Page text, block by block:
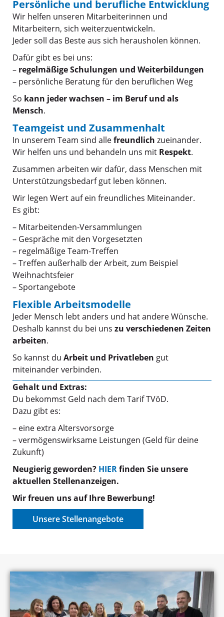
Persönliche und berufliche Entwicklung
Wir helfen unseren Mitarbeiterinnen und
Mitarbeitern, sich weiterzuentwickeln.
Jeder soll das Beste aus sich herausholen können.
Dafür gibt es bei uns:
– regelmäßige Schulungen und Weiterbildungen
– persönliche Beratung für den beruflichen Weg
So kann jeder wachsen – im Beruf und als
Mensch.
Teamgeist und Zusammenhalt
In unserem Team sind allefreundlich zueinander.
Wir helfen uns und behandeln uns mit Respekt.
Zusammen arbeiten wir dafür, dass Menschen mit
Unterstützungsbedarf gut leben können.
Wir legen Wert auf ein freundliches Miteinander.
Es gibt:
– Mitarbeitenden-Versammlungen
– Gespräche mit den Vorgesetzten
– regelmäßige Team-Treffen
– Treffen außerhalb der Arbeit, zum Beispiel
Weihnachtsfeier
– Sportangebote
Flexible Arbeitsmodelle
Jeder Mensch lebt anders und hat andere Wünsche.
Deshalb kannst du bei uns zu verschiedenen Zeiten
arbeiten.
So kannst du Arbeit und Privatleben gut
miteinander verbinden.
Gehalt und Extras:
Du bekommst Geld nach dem Tarif TVöD.
Dazu gibt es:
– eine extra Altersvorsorge
– vermögenswirksame Leistungen (Geld für deine
Zukunft)
Neugierig geworden? HIERfinden Sie unsere
aktuellen Stellenanzeigen.
Wir freuen uns auf Ihre Bewerbung!
Unsere Stellenangebote